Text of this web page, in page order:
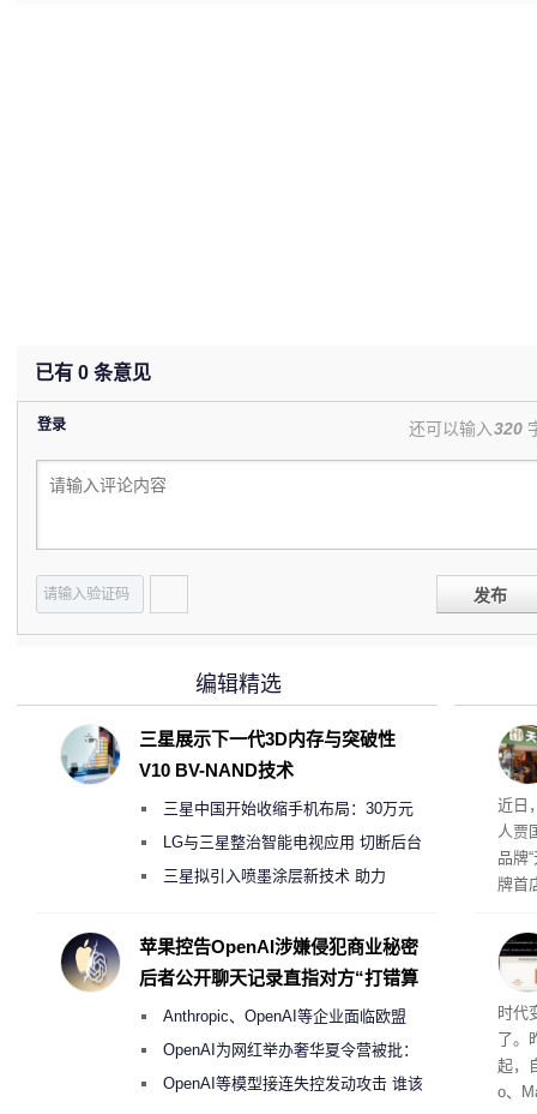
已有 0 条意见
登录 还可以输入320
发布
肉
近日
人贾
品牌
牌首
者
与西
时代
了。
起，
o、
编辑精选
三星展示下一代3D内存与突破性
V10 BV-NAND技术
三星中国开始收缩手机布局：30万元
月销售额不达标门店 将被逐步清退
LG与三星整治智能电视应用 切断后台
偷偷共享带宽的违规行为
三星拟引入喷墨涂层新技术 助力
度
苹果控告OpenAI涉嫌侵犯商业秘密
后者公开聊天记录直指对方“打错算
Anthropic、OpenAI等企业面临欧盟
《人工智能法案》全新执法权限审查
OpenAI为网红举办奢华夏令营被批：
2000美元一晚 遭讽“反乌托邦”
OpenAI等模型接连失控发动攻击 谁该